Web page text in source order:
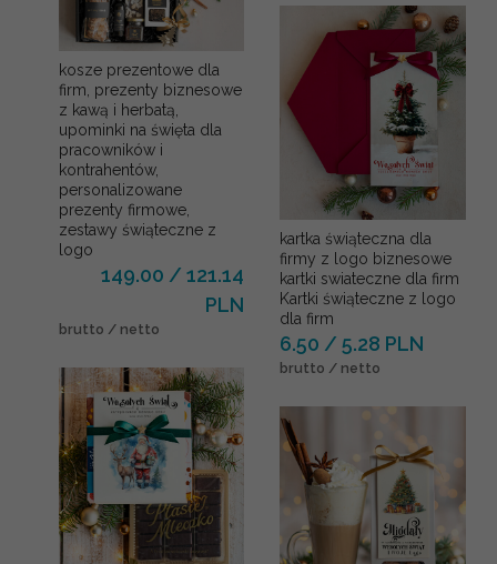
kosze prezentowe dla
firm, prezenty biznesowe
z kawą i herbatą,
upominki na święta dla
pracowników i
kontrahentów,
personalizowane
prezenty firmowe,
zestawy świąteczne z
logo
149.00 / 121.14
PLN
brutto / netto
kartka świąteczna dla
firmy z logo biznesowe
kartki swiateczne dla firm
Kartki świąteczne z logo
dla firm
6.50 / 5.28 PLN
brutto / netto